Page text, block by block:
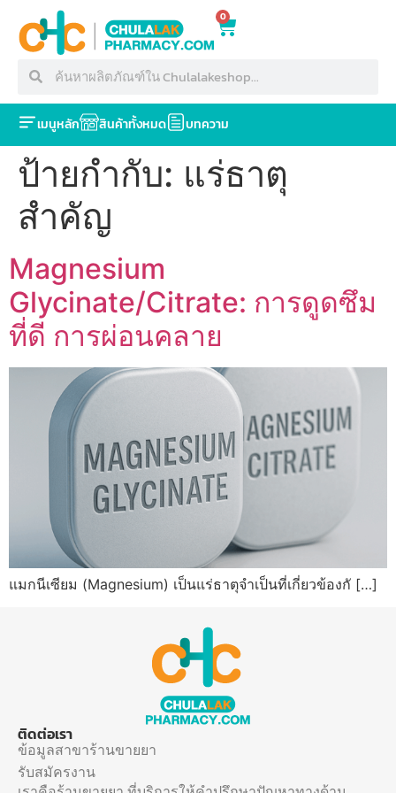
0
เมนูหลัก สินค้าทั้งหมด บทความ
ป้ายกำกับ: แร่ธาตุ
สำคัญ
Magnesium
Glycinate/Citrate: การดูดซึม
ที่ดี การผ่อนคลาย
แมกนีเซียม (Magnesium) เป็นแร่ธาตุจำเป็นที่เกี่ยวข้องกั […]
ติดต่อเรา
ข้อมูลสาขาร้านขายยา
รับสมัครงาน